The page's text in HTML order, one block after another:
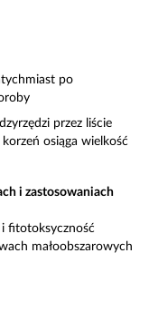
po
przez liście
osiąga wielkość
i zastosowaniach
i fitotoksyczność
małoobszarowych